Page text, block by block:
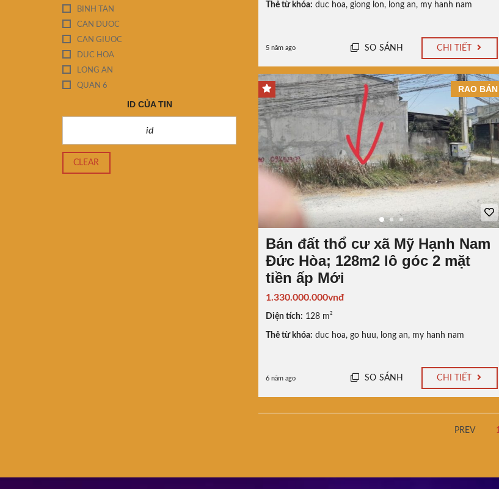
BINH TAN
CAN DUOC
CAN GIUOC
DUC HOA
LONG AN
QUAN 6
ID CỦA TIN
CLEAR
Thẻ từ khóa: duc hoa, giong lon, long an, my hanh nam
5 năm ago SO SÁNH CHI TIẾT
RAO BÁN
Bán đất thổ cư xã Mỹ Hạnh Nam
Đức Hòa; 128m2 lô góc 2 mặt
tiền ấp Mới
1.330.000.000vnđ
Diện tích: 128 m²
Thẻ từ khóa: duc hoa, go huu, long an, my hanh nam
6 năm ago SO SÁNH CHI TIẾT
PREV 1